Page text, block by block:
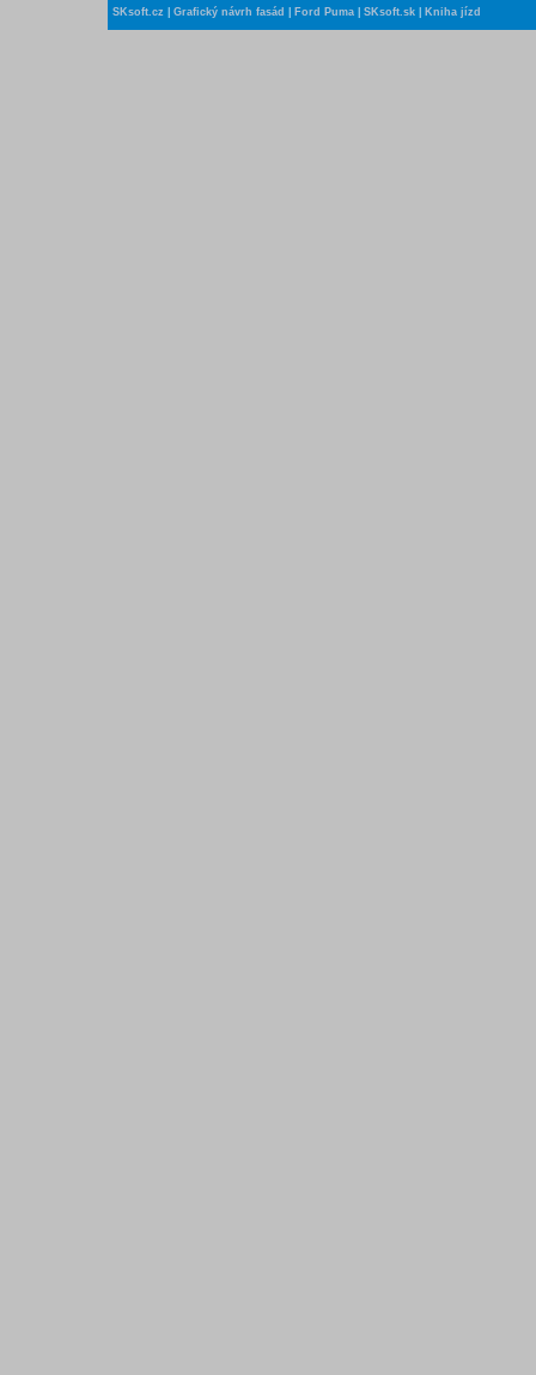
SKsoft.cz Grafický návrh fasád Ford Puma SKsoft.sk Kniha jízd